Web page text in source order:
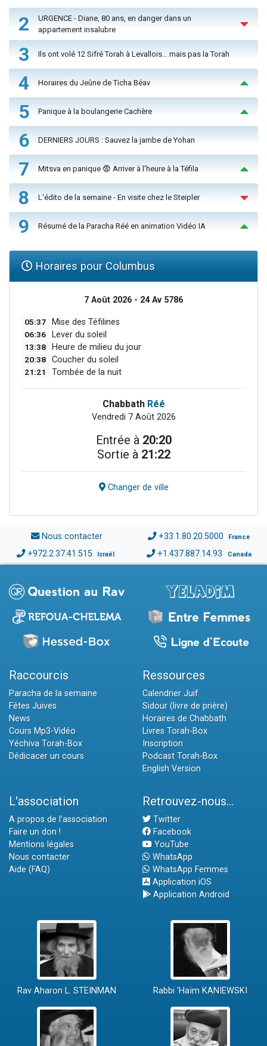
2
URGENCE - Diane, 80 ans, en danger dans un
appartement insalubre
3 Ils ont volé 12 Sifré Torah à Levallois… mais pas la Torah
4 Horaires du Jeûne de Ticha Béav
5 Panique à la boulangerie Cachère
6 DERNIERS JOURS : Sauvez la jambe de Yohan
7 Mitsva en panique 😨 Arriver à l'heure à la Téfila
8 L'édito de la semaine - En visite chez le Steipler
9 Résumé de la Paracha Réé en animation Vidéo IA
Horaires pour Columbus
7 Août 2026 - 24 Av 5786
05:37 Mise des Téfilines
06:36 Lever du soleil
13:38 Heure de milieu du jour
20:38 Coucher du soleil
21:21 Tombée de la nuit
Chabbath Réé
Vendredi 7 Août 2026
Entrée à 20:20
Sortie à 21:22
Changer de ville
Nous contacter +33.1.80.20.5000 France
+972.2.37.41.515 Israël +1.437.887.14.93 Canada
Raccourcis
Paracha de la semaine
Fêtes Juives
News
Cours Mp3-Vidéo
Yéchiva Torah-Box
Dédicacer un cours
Ressources
Calendrier Juif
Sidour (livre de prière)
Horaires de Chabbath
Livres Torah-Box
Inscription
Podcast Torah-Box
English Version
L'association
A propos de l'association
Faire un don !
Mentions légales
Nous contacter
Aide (FAQ)
Retrouvez-nous...
Twitter
Facebook
YouTube
WhatsApp
WhatsApp Femmes
Application iOS
Application Android
Rav Aharon L. STEINMAN Rabbi 'Haïm KANIEWSKI